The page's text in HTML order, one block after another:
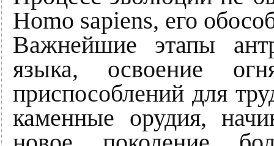
Homo sapiens, его
Важнейшие этапы
языка, освоение
приспособлений для
каменные орудия,